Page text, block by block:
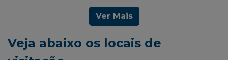
Ver Mais
Veja abaixo os locais de